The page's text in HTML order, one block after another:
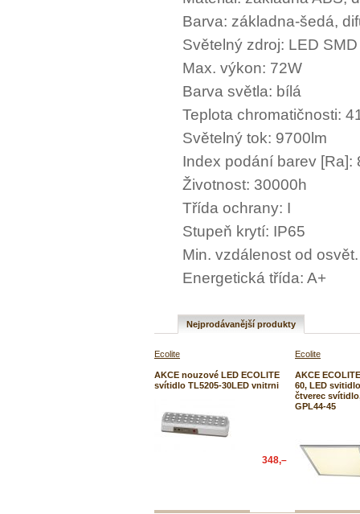
Barva: základna-šedá,
Světelný zdroj: LED SMD
Max. výkon: 72W
Barva světla: bílá
Teplota chromatičnosti:
Světelný tok: 9700lm
Index podání barev [Ra]:
Životnost: 30000h
Třída ochrany: I
Stupeň krytí: IP65
Min. vzdálenost od
Energetická třída: A+
Nejprodávanější produkty
Ecolite
AKCE nouzové LED ECOLITE
svítidlo TL5205-30LED vnitrni
348,–
Ecolite
AKCE
60, LED
čtverec
GPL44-45